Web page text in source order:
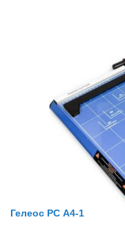
Гелеос РС A4-1